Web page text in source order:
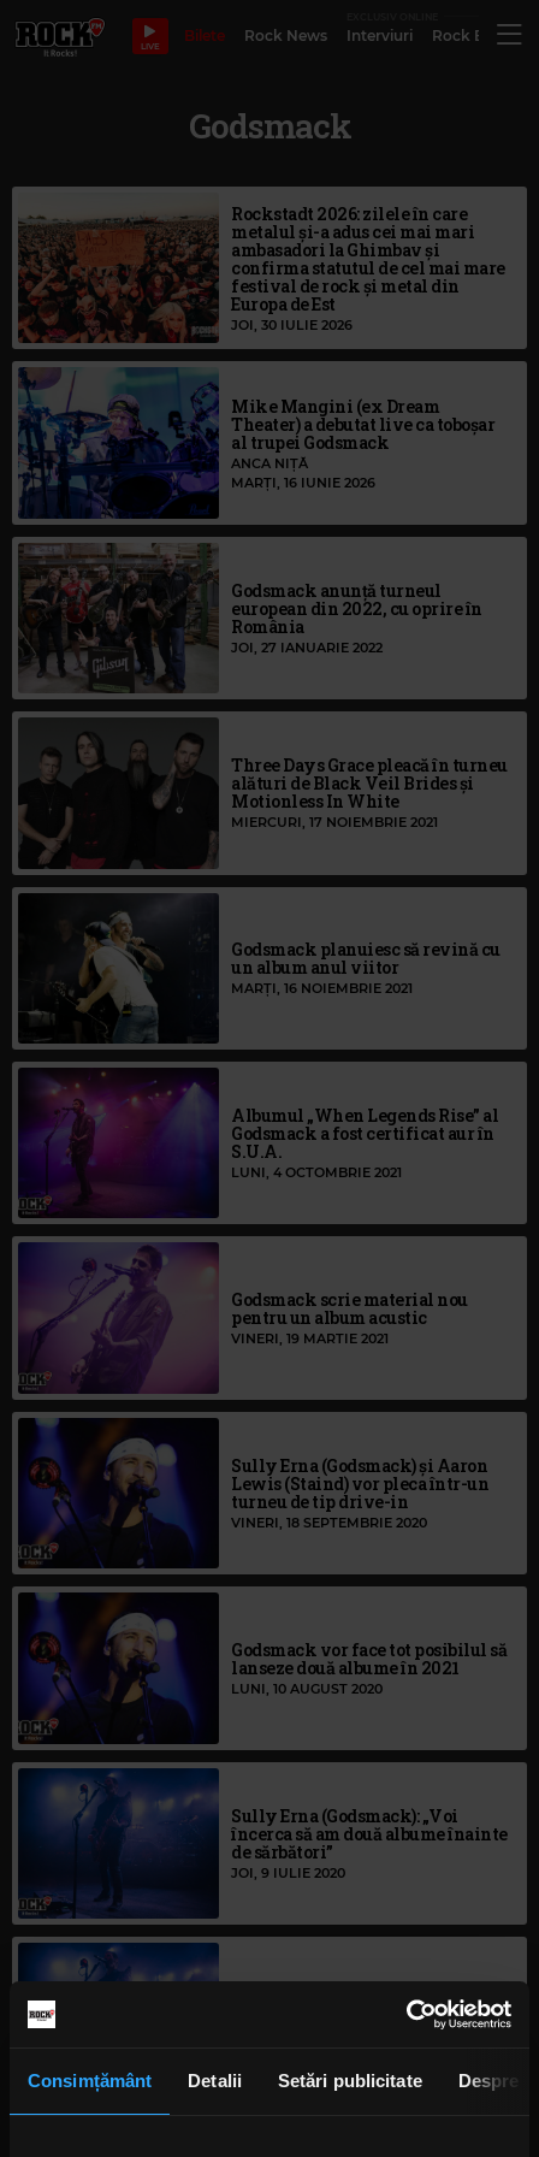
Consimțământ Detalii Setări publicitate Despre
LIVE
Bilete Rock News Interviuri Rock
Godsmack
Rockstadt 2026: zilele în care
metalul și-a adus cei mai mari
ambasadori la Ghimbav și
confirma statutul de cel mai mare
festival de rock și metal din
Europa de Est
JOI, 30 IULIE 2026
Mike Mangini (ex Dream
Theater) a debutat live ca toboșar
al trupei Godsmack
ANCA NIȚĂ
MARȚI, 16 IUNIE 2026
Godsmack anunță turneul
european din 2022, cu oprire în
România
JOI, 27 IANUARIE 2022
Three Days Grace pleacă în turneu
alături de Black Veil Brides și
Motionless In White
MIERCURI, 17 NOIEMBRIE 2021
Godsmack planuiesc să revină cu
un album anul viitor
MARȚI, 16 NOIEMBRIE 2021
Albumul „When Legends Rise” al
Godsmack a fost certificat aur în
S.U.A.
LUNI, 4 OCTOMBRIE 2021
Godsmack scrie material nou
pentru un album acustic
VINERI, 19 MARTIE 2021
Sully Erna (Godsmack) și Aaron
Lewis (Staind) vor pleca într-un
turneu de tip drive-in
VINERI, 18 SEPTEMBRIE 2020
Godsmack vor face tot posibilul să
lanseze două albume în 2021
LUNI, 10 AUGUST 2020
Sully Erna (Godsmack): „Voi
încerca să am două albume înainte
de sărbători”
JOI, 9 IULIE 2020
pe albumul „When Legends Rise”